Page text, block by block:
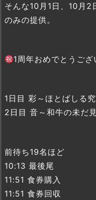
そんな10月1日、10月2
のみの提供。
1周年おめでとうござ
1日目 彩～ほとばしる
2日目 音～和牛の未だ
前待ち19名ほど
10:13 最後尾
11:51 食券購入
11:51 食券回収